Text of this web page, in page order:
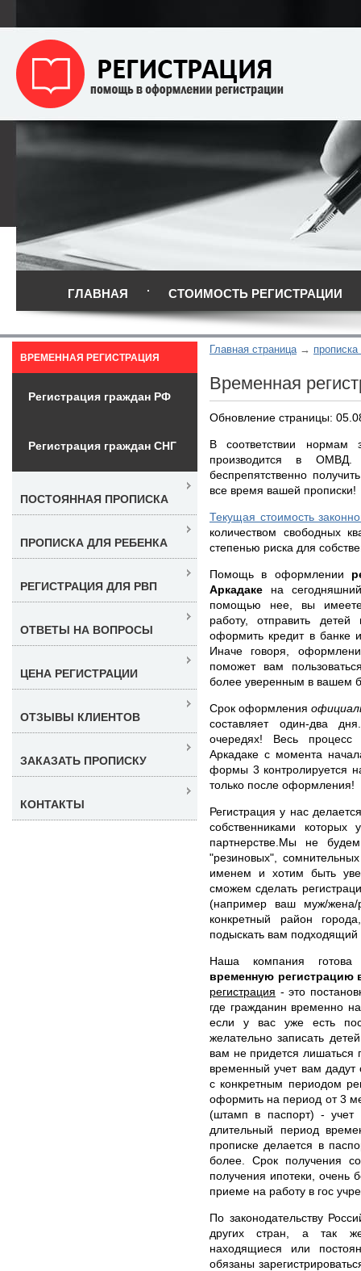
ГЛАВНАЯ СТОИМОСТЬ РЕГИСТРАЦИИ
Главная страница
Временная
Обновление страницы:
В соответствии нормам
производится в
беспрепятственно
все время вашей прописки!
Текущая стоимость
количеством свободных
степенью риска для
Помощь в оформлении
Аркадаке на
помощью нее, вы имеете
работу, отправить
оформить кредит в банке
Иначе говоря,
поможет вам
более уверенным в вашем
Срок оформления
составляет один-два
очередях! Весь процесс
Аркадаке с момента
формы 3 контролируется
только после оформления!
Регистрация у нас
собственниками
партнерстве.Мы не
"резиновых",
именем и хотим быть
сможем сделать
(например ваш муж/
конкретный район
подыскать вам подходящий
Наша компания
временную регистрацию
регистрация - это
где гражданин временно
если у вас уже есть
желательно записать
вам не придется лишаться
временный учет вам дадут
с конкретным периодом
оформить на период от 3
(штамп в паспорт) - учет
длительный период
прописке делается в
более. Срок получения
получения ипотеки, очень
приеме на работу в гос
По законодательству
других стран, а так
находящиеся или
обязаны
ВРЕМЕННАЯ РЕГИСТРАЦИЯ
Регистрация граждан РФ
Регистрация граждан СНГ
ПОСТОЯННАЯ ПРОПИСКА
ПРОПИСКА ДЛЯ РЕБЕНКА
РЕГИСТРАЦИЯ ДЛЯ РВП
ОТВЕТЫ НА ВОПРОСЫ
ЦЕНА РЕГИСТРАЦИИ
ОТЗЫВЫ КЛИЕНТОВ
ЗАКАЗАТЬ ПРОПИСКУ
КОНТАКТЫ